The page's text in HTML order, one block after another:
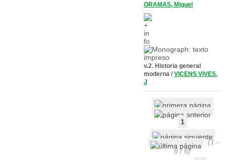
ORAMAS, Miguel
v.2. Historia general
moderna / VICENS VIVES,
J
1
(1 -
6 / 6)